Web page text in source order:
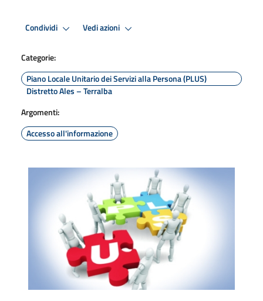
Condividi Vedi azioni
Categorie:
Piano Locale Unitario dei Servizi alla Persona (PLUS)
Distretto Ales – Terralba
Argomenti:
Accesso all'informazione